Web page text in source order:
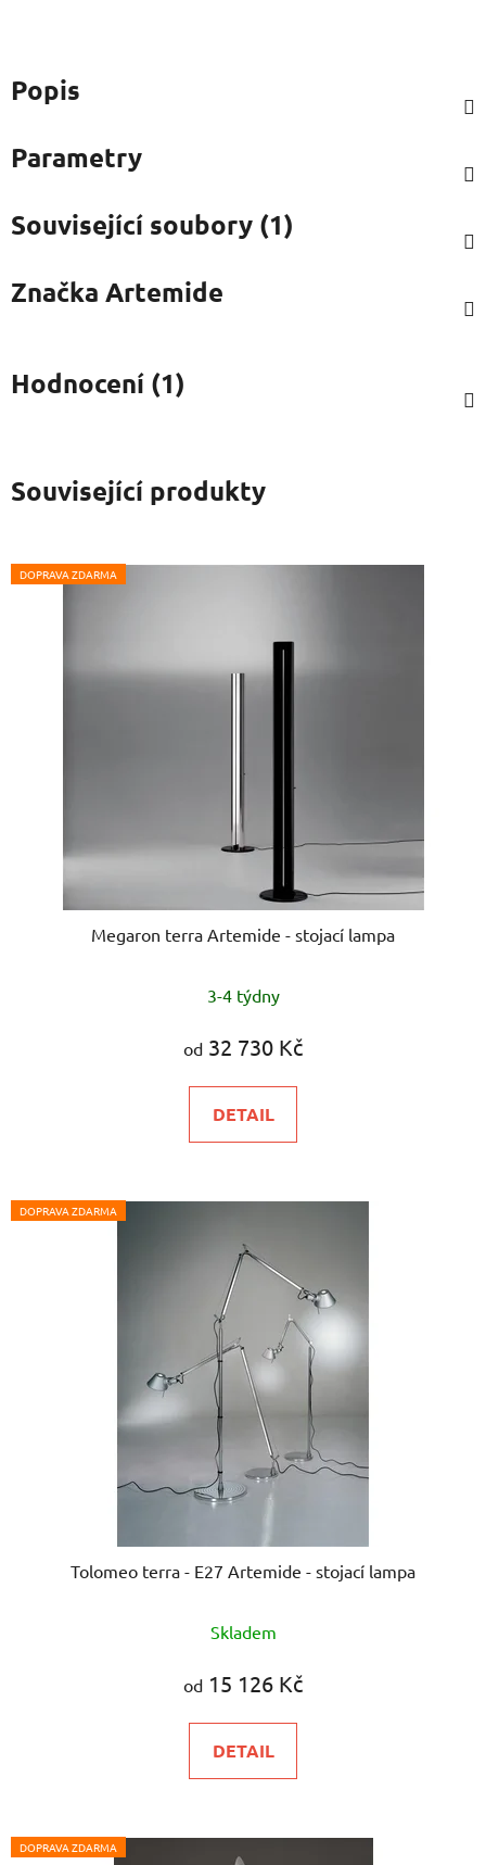
Popis
Parametry
Související soubory (1)
Značka Artemide
Hodnocení (1)
Související produkty
DOPRAVA ZDARMA
Megaron terra Artemide - stojací lampa
hodnocení
produktu
5,0
z
3-4 týdny
od 32 730 Kč
DETAIL
DOPRAVA ZDARMA
Tolomeo terra - E27 Artemide - stojací lampa
Skladem
od 15 126 Kč
DETAIL
DOPRAVA ZDARMA